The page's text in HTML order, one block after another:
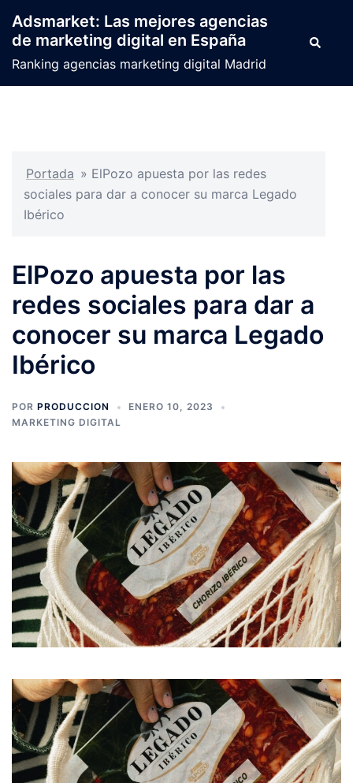
contenido
Adsmarket: Las mejores agencias
de marketing digital en España
Ranking agencias marketing digital Madrid
Buscar
Portada » ElPozo apuesta por las redes
sociales para dar a conocer su marca Legado
Ibérico
ElPozo apuesta por las
redes sociales para dar a
conocer su marca Legado
Ibérico
POR PRODUCCION
ENERO 10, 2023
MARKETING DIGITAL